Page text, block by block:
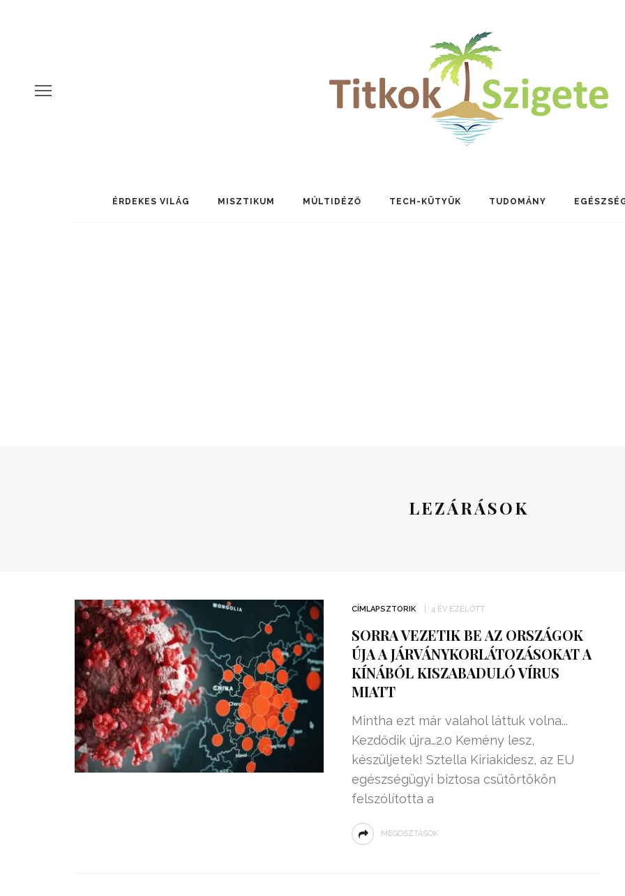
ÉRDEKES VILÁG MISZTIKUM MÚLTIDÉZŐ TECH-KÜTYÜK TUDOMÁNY
LEZÁRÁSOK
CÍMLAPSZTORIK 4 ÉV EZELŐTT
SORRA VEZETIK BE AZ ORSZÁGOK
ÚJA A JÁRVÁNYKORLÁTOZÁSOKAT A
KÍNÁBÓL KISZABADULÓ VÍRUS
MIATT
Mintha ezt már valahol láttuk volna...
Kezdődik újra…2.0 Kemény lesz,
készüljetek! Sztella Kiriakidesz, az EU
egészségügyi biztosa csütörtökön
felszólította a
MEGOSZTÁSOK